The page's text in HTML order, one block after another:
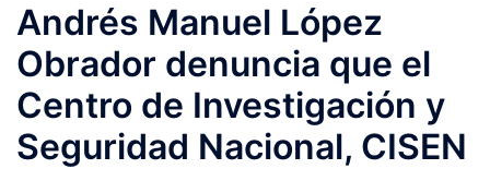
Andrés Manuel López
Obrador denuncia que el
Centro de Investigación y
Seguridad Nacional, CISEN